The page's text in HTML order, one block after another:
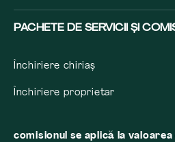
PACHETE DE SERVICII ȘI
Închiriere chiriaș
Închiriere proprietar
comisionul se aplică la